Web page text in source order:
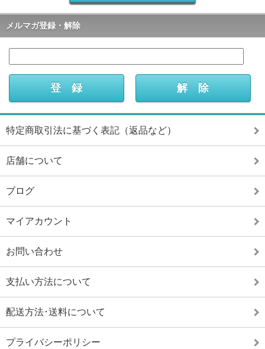
メルマガ登録・解除
特定商取引法に基づく表記（返品など）
店舗について
ブログ
マイアカウント
お問い合わせ
支払い方法について
配送方法･送料について
プライバシーポリシー